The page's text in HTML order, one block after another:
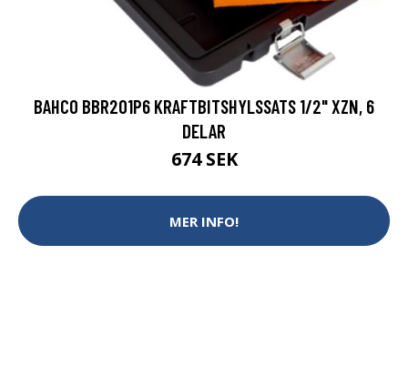
BAHCO BBR201P6 KRAFTBITSHYLSSATS 1/2" XZN, 6
DELAR
674 SEK
MER INFO!